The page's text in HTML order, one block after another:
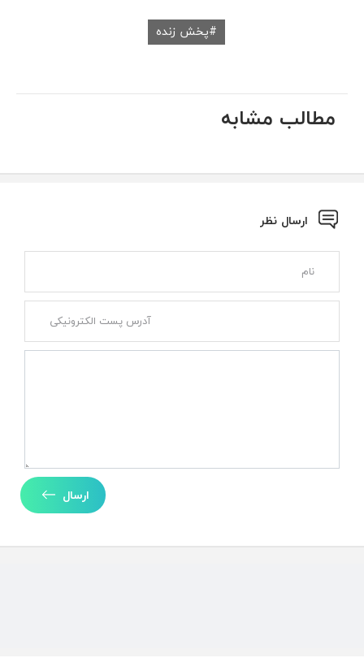
پخش زنده
مطالب مشابه
ارسال نظر
ارسال